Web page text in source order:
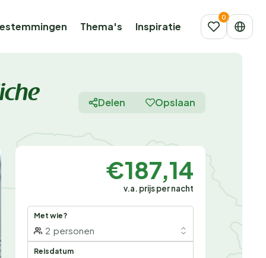
Thema's Inspiratie
Delen Opslaan
€187,14
v.a. prijs per nacht
Met wie?
2 personen
Reisdatum